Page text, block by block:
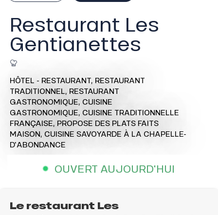
Restaurant Les
Gentianettes
HÔTEL - RESTAURANT, RESTAURANT
TRADITIONNEL, RESTAURANT
GASTRONOMIQUE, CUISINE
GASTRONOMIQUE, CUISINE TRADITIONNELLE
FRANÇAISE, PROPOSE DES PLATS FAITS
MAISON, CUISINE SAVOYARDE À LA CHAPELLE-
D'ABONDANCE
OUVERT AUJOURD'HUI
Le restaurant Les